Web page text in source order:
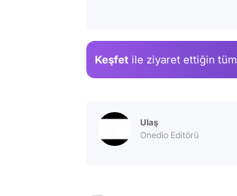
Keşfet ile ziyaret ettiğin
Ulaş
Onedio Editörü